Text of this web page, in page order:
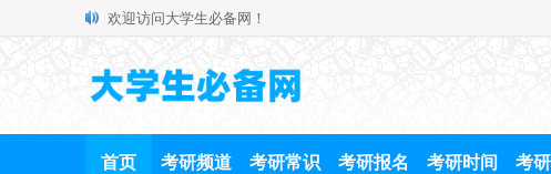
欢迎访问大学生必备网！
首页 考研频道 考研常识 考研报名 考研时间 考